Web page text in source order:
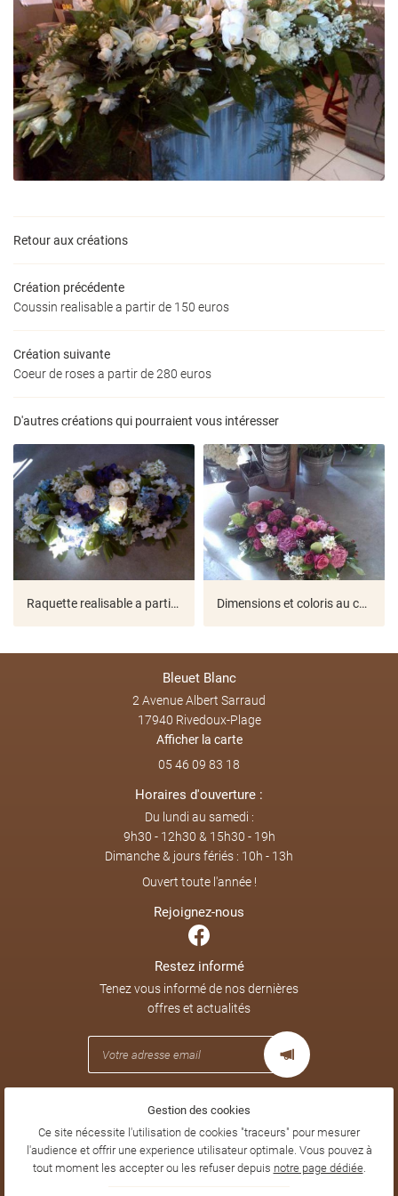
La Boutique
Évènements
Créations
Avis
Actualités
INSCRIPTION
Rejoignez-
Retour aux créations
Création précédente
Coussin realisable a partir de 150 euros
Création suivante
Coeur de roses a partir de 280 euros
D'autres créations qui pourraient vous intéresser
Raquette realisable a partir de 90 euros Dimensions et coloris au choix...
Bleuet Blanc
2 Avenue Albert Sarraud
17940 Rivedoux-Plage
Afficher la carte
05 46 09 83 18
Horaires d'ouverture :
Du lundi au samedi :
9h30 - 12h30 & 15h30 - 19h
Dimanche & jours fériés : 10h - 13h
Ouvert toute l'année !
Rejoignez-nous
Restez informé
Tenez vous informé de nos dernières
offres et actualités
Mentions Légales
Conditions générales d'utilisation
Politique de confidentialité
Gestion des cookies
Gestion des cookies
Ce site nécessite l'utilisation de cookies "traceurs" pour mesurer
l'audience et offrir une experience utilisateur optimale. Vous pouvez à
tout moment les accepter ou les refuser depuis notre page dédiée.